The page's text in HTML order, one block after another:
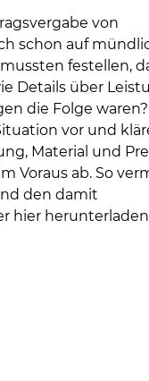
von
schon auf
festellen,
Details über
die Folge waren?
vor und
Material und
Voraus ab. So
den damit
hier